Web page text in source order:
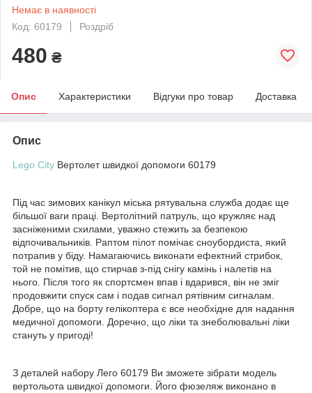
Немає в наявності
Код: 60179
Роздріб
480 ₴
Опис Характеристики Відгуки про товар Доставка
Опис
Lego City Вертолет швидкої допомоги 60179
Під час зимових канікул міська рятувальна служба додає ще
більшої ваги праці. Вертолітний патруль, що кружляє над
засніженими схилами, уважно стежить за безпекою
відпочивальників. Раптом пілот помічає сноубордиста, який
потрапив у біду. Намагаючись виконати ефектний стрибок,
той не помітив, що стирчав з-під снігу камінь і налетів на
нього. Після того як спортсмен впав і вдарився, він не зміг
продовжити спуск сам і подав сигнал рятівним сигналам.
Добре, що на борту гелікоптера є все необхідне для надання
медичної допомоги. Доречно, що ліки та знеболювальні ліки
стануть у пригоді!
З деталей набору Лего 60179 Ви зможете зібрати модель
вертольота швидкої допомоги. Його фюзеляж виконано в